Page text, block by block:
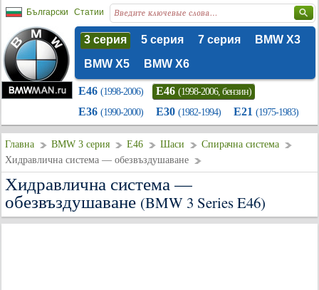
Български Статии
3 серия 5 серия 7 серия
BMW X3
BMW X5
BMW X6
E46 (1998-2006) E46 (1998-2006, бензин)
E36 (1990-2000) E30 (1982-1994) E21 (1975-1983)
Главна BMW 3 серия E46 Шаси
Спирачна система
Хидравлична система — обезвъздушаване
Хидравлична система —
обезвъздушаване (BMW 3 Series E46)